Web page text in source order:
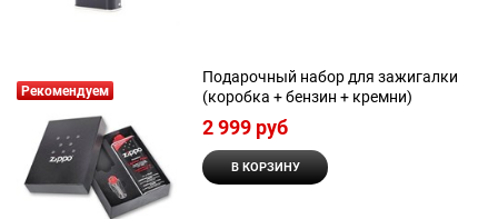
Рекомендуем
Подарочный набор для зажигалки
(коробка + бензин + кремни)
2 999 руб
В КОРЗИНУ